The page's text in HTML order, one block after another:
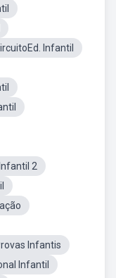
Infantil
2
Infantis
Infantil